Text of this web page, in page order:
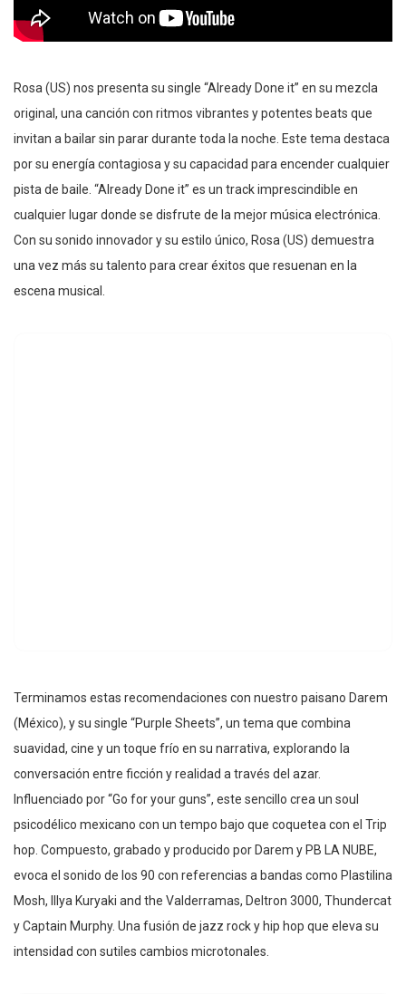
Rosa (US) nos presenta su single “Already Done it” en su mezcla
original, una canción con ritmos vibrantes y potentes beats que
invitan a bailar sin parar durante toda la noche. Este tema destaca
por su energía contagiosa y su capacidad para encender cualquier
pista de baile. “Already Done it” es un track imprescindible en
cualquier lugar donde se disfrute de la mejor música electrónica.
Con su sonido innovador y su estilo único, Rosa (US) demuestra
una vez más su talento para crear éxitos que resuenan en la
escena musical.
Terminamos estas recomendaciones con nuestro paisano Darem
(México), y su single “Purple Sheets”, un tema que combina
suavidad, cine y un toque frío en su narrativa, explorando la
conversación entre ficción y realidad a través del azar.
Influenciado por “Go for your guns”, este sencillo crea un soul
psicodélico mexicano con un tempo bajo que coquetea con el Trip
hop. Compuesto, grabado y producido por Darem y PB LA NUBE,
evoca el sonido de los 90 con referencias a bandas como Plastilina
Mosh, Illya Kuryaki and the Valderramas, Deltron 3000, Thundercat
y Captain Murphy. Una fusión de jazz rock y hip hop que eleva su
intensidad con sutiles cambios microtonales.